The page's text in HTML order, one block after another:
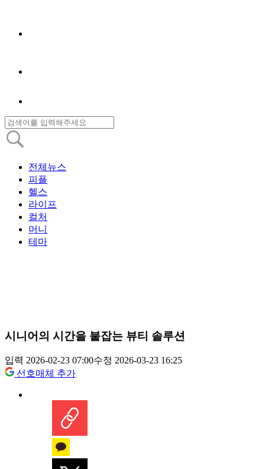
전체뉴스
피플
헬스
라이프
컬처
머니
테마
시니어의 시간을 붙잡는 뷰티 솔루션
입력 2026-02-23 07:00수정 2026-03-23 16:25
선호매체 추가